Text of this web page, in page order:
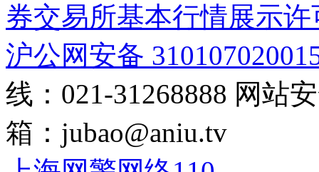
券交易所基本行情展示许
沪公网安备
线：021-31268888 网站
箱： jubao@aniu.tv